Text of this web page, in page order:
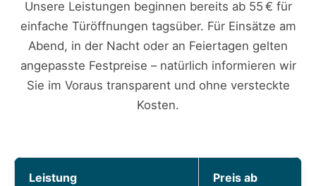
Unsere Leistungen beginnen bereits ab 55 € für
einfache Türöffnungen tagsüber. Für Einsätze am
Abend, in der Nacht oder an Feiertagen gelten
angepasste Festpreise – natürlich informieren wir
Sie im Voraus transparent und ohne versteckte
Kosten.
Leistung Preis ab